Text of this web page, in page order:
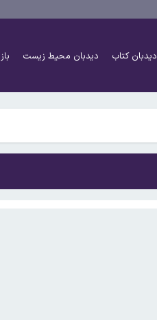
دیدبان کتاب دیدبان محیط زیست